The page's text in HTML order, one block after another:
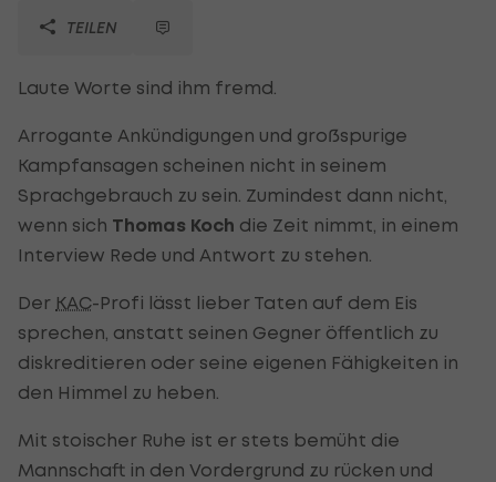
TEILEN
Laute Worte sind ihm fremd.
Arrogante Ankündigungen und großspurige
Kampfansagen scheinen nicht in seinem
Sprachgebrauch zu sein. Zumindest dann nicht,
wenn sich Thomas Koch die Zeit nimmt, in einem
Interview Rede und Antwort zu stehen.
Der KAC-Profi lässt lieber Taten auf dem Eis
sprechen, anstatt seinen Gegner öffentlich zu
diskreditieren oder seine eigenen Fähigkeiten in
den Himmel zu heben.
Mit stoischer Ruhe ist er stets bemüht die
Mannschaft in den Vordergrund zu rücken und